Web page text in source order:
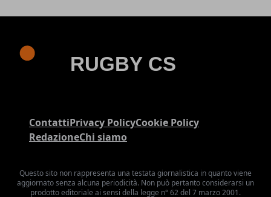
ContattiPrivacy PolicyCookie Policy
RedazioneChi siamo
Questo sito non rappresenta una testata giornalistica in quanto viene
aggiornato senza alcuna periodicità. Non può pertanto considerarsi un
prodotto editoriale ai sensi della legge n° 62 del 7 marzo 2001.